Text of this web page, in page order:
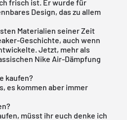
frisch ist. Er wurde für
Design, das zu allem
Materialien seiner Zeit
Geschichte, auch wenn
Jetzt, mehr als
Nike Air-Dämpfung
kaufen?
es kommen aber immer
müsst ihr euch denke ich